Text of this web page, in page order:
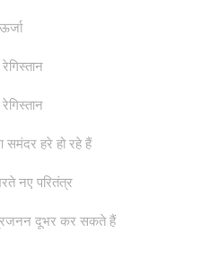
समंदर हरे हो रहे हैं
नए परितंत्र
दूभर कर सकते हैं